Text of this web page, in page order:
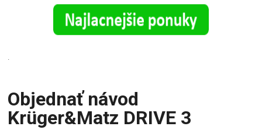
.
Objednať návod
Krüger&Matz DRIVE 3